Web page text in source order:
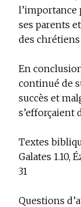
l’importance
ses parents
des
En
continué de
succès et
s’efforçaient
Textes
Galates 1.10,
31
Questions